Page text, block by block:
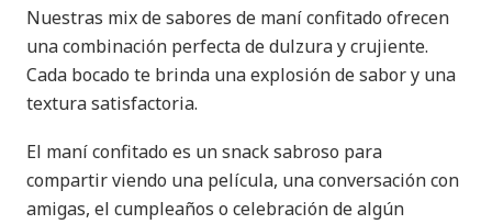
Nuestras mix de sabores de maní confitado ofrecen
una combinación perfecta de dulzura y crujiente.
Cada bocado te brinda una explosión de sabor y una
textura satisfactoria.
El maní confitado es un snack sabroso para
compartir viendo una película, una conversación con
amigas, el cumpleaños o celebración de algún